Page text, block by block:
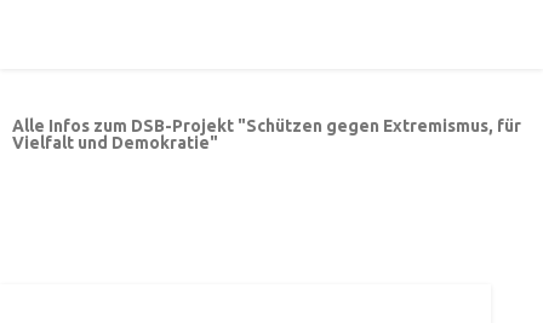
Alle Infos zum DSB-Projekt "Schützen gegen Extremismus, für
Vielfalt und Demokratie"